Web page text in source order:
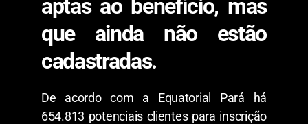
aptas ao benefício, mas
que ainda não estão
cadastradas.
De acordo com a Equatorial Pará há
654.813 potenciais clientes para inscrição